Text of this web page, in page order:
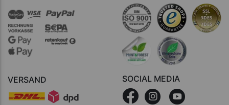
VERSAND SOCIAL MEDIA